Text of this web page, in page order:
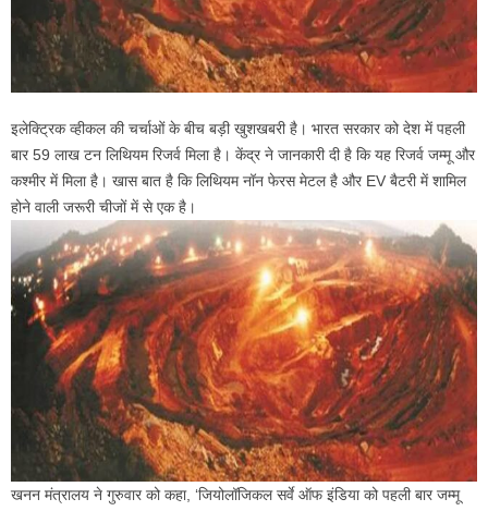
इलेक्ट्रिक व्हीकल की चर्चाओं के बीच बड़ी खुशखबरी है। भारत सरकार को देश में पहली
बार 59 लाख टन लिथियम रिजर्व मिला है। केंद्र ने जानकारी दी है कि यह रिजर्व जम्मू और
कश्मीर में मिला है। खास बात है कि लिथियम नॉन फेरस मेटल है और EV बैटरी में शामिल
होने वाली जरूरी चीजों में से एक है।
खनन मंत्रालय ने गुरुवार को कहा, ‘जियोलॉजिकल सर्वे ऑफ इंडिया को पहली बार जम्मू